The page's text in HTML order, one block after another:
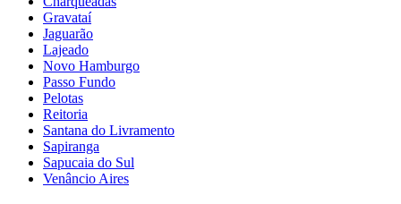
Gravataí
Jaguarão
Lajeado
Novo Hamburgo
Passo Fundo
Pelotas
Reitoria
Santana do Livramento
Sapiranga
Sapucaia do Sul
Venâncio Aires